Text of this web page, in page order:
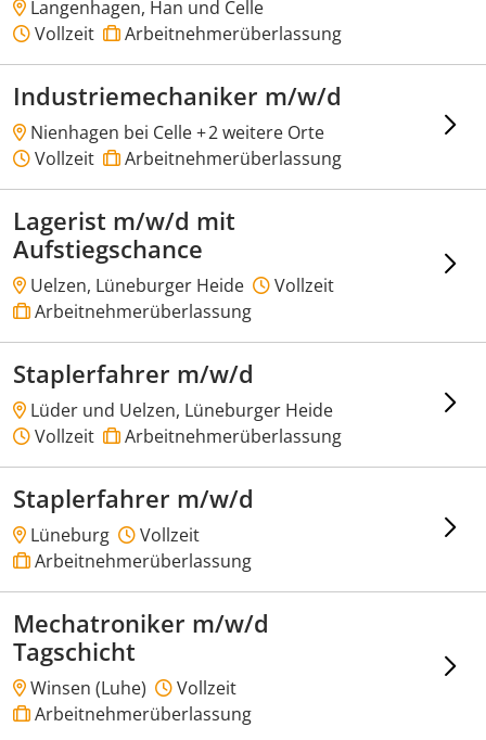
Langenhagen, Han und Celle
Vollzeit
Arbeitnehmerüberlassung
Industriemechaniker m/w/d
Nienhagen bei Celle +2 weitere Orte
Vollzeit
Arbeitnehmerüberlassung
Lagerist m/w/d mit
Aufstiegschance
Uelzen, Lüneburger Heide
Vollzeit
Arbeitnehmerüberlassung
Staplerfahrer m/w/d
Lüder und Uelzen, Lüneburger Heide
Vollzeit
Arbeitnehmerüberlassung
Staplerfahrer m/w/d
Lüneburg
Vollzeit
Arbeitnehmerüberlassung
Mechatroniker m/w/d
Tagschicht
Winsen (Luhe)
Vollzeit
Arbeitnehmerüberlassung